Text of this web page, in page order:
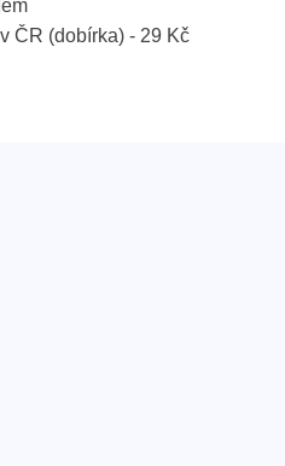
ČR (dobírka) - 29 Kč